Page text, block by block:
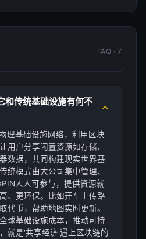
FAQ · 7
和传统基础设施有何不
理基础设施网络，利用区块
用户分享闲置资源如存储、
数据，共同构建现实世界基
统模式由大公司集中管理、
人人可参与，提供资源就
、更环保。比如开车上传路
代币，帮助地图实时更新。
球基础设施成本，推动可持
就是'共享经济'遇上区块链的